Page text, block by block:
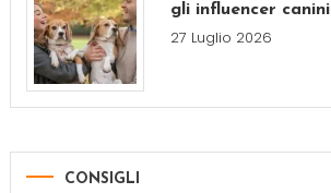
gli influencer canini
27 Luglio 2026
CONSIGLI